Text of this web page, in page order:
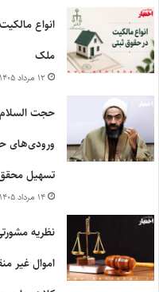
ملک
۱۲ مرداد ۱۴۰۵
حجت
ورودی‌های
تسهیل
۱۴ مرداد ۱۴۰۵
نظریه
اموال غیر